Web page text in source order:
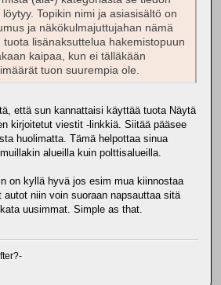
Topikin nimi ja asiasisältö on
ja näkökulmajuttujahan nämä
lisänaksuttelua hakemistopuun
kaipaa, kun ei tälläkään
tuon suurempia ole.
että sun kannattaisi käyttää tuota Näytä
kirjoitetut viestit -linkkiä. Siitää pääsee
huolimatta. Tämä helpottaa sinua
alueilla kuin polttisalueilla.
on kyllä hyvä jos esim mua kiinnostaa
niin voin suoraan napsauttaa sitä
uusimmat. Simple as that.